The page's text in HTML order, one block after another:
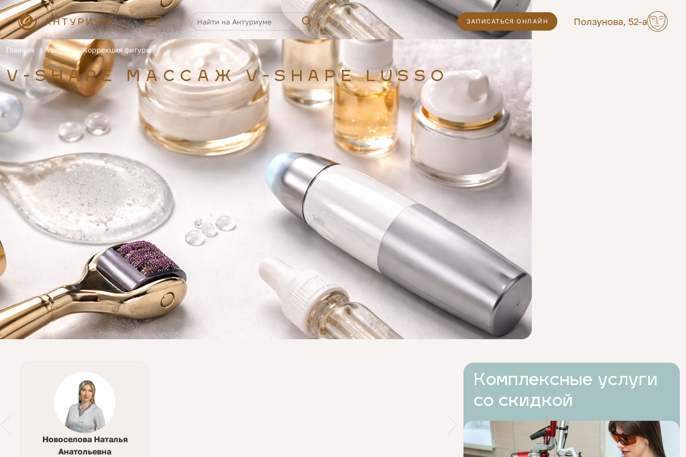
ЗАПИСАТЬСЯ ОНЛАЙН Ползунова, 52-а
Главная Услуги Коррекция фигуры
V-SHAPE МАССАЖ V-SHAPE LUSSO
Новоселова Наталья
Анатольевна
Комплексные услуги
со скидкой